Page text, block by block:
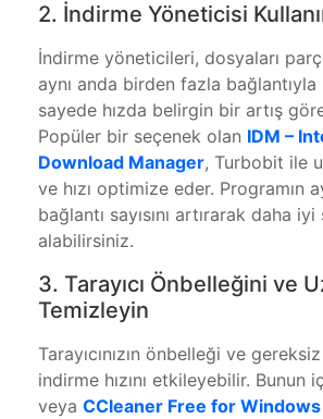
2. İndirme Yöneticisi
İndirme yöneticileri, dosyaları
aynı anda birden fazla bağlantıyla
sayede hızda belirgin bir artış
Popüler bir seçenek olan IDM –
Download Manager, Turbobit ile
ve hızı optimize eder. Programın
bağlantı sayısını artırarak daha
alabilirsiniz.
3. Tarayıcı Önbelleğini ve
Temizleyin
Tarayıcınızın önbelleği ve
indirme hızını etkileyebilir. Bunun
veya CCleaner Free for Windows